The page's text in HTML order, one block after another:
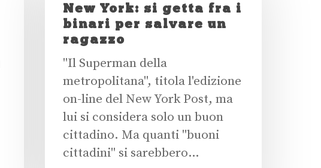
New York: si getta fra i
binari per salvare un
ragazzo
"Il Superman della
metropolitana", titola l'edizione
on-line del New York Post, ma
lui si considera solo un buon
cittadino. Ma quanti "buoni
cittadini" si sarebbero…